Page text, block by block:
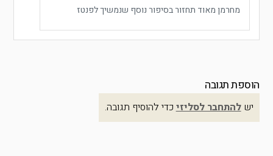
מחרמן מאוד תחזור בסיפור נוסף שנמשיך לפנטז
הוספת תגובה
ישלהתחבר לסליזיכדי להוסיף תגובה.